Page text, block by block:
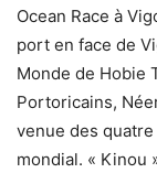
Ocean Race à
port en face de
Monde de Hobie
Portoricains,
venue des
mondial. « Kinou